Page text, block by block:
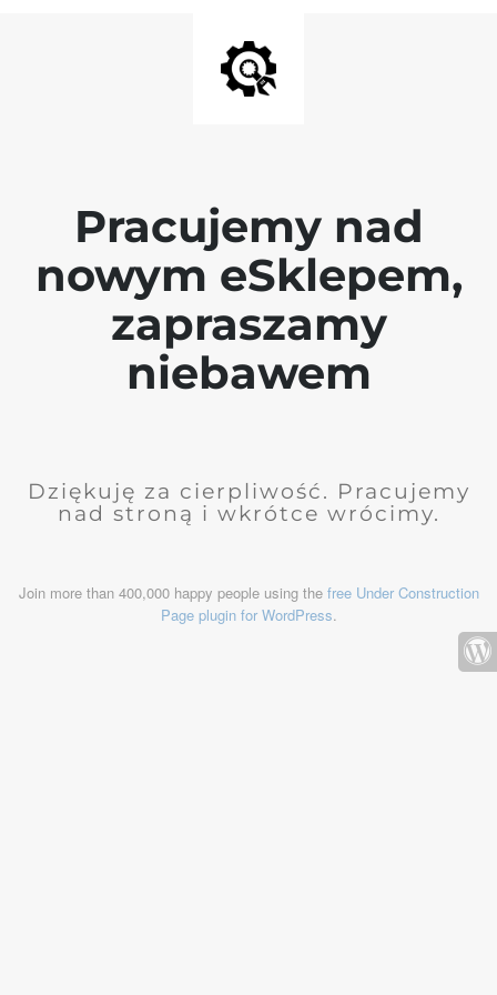
Pracujemy nad
nowym eSklepem,
zapraszamy
niebawem
Dziękuję za cierpliwość. Pracujemy
nad stroną i wkrótce wrócimy.
Join more than 400,000 happy people using the free Under Construction
Page plugin for WordPress.